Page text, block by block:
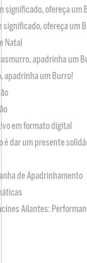
significado, ofereça um
significado, ofereça um
Natal
apadrinha um
apadrinha um Burro!
em formato digital
é dar um presente
de Apadrinhamento
Ailantes: